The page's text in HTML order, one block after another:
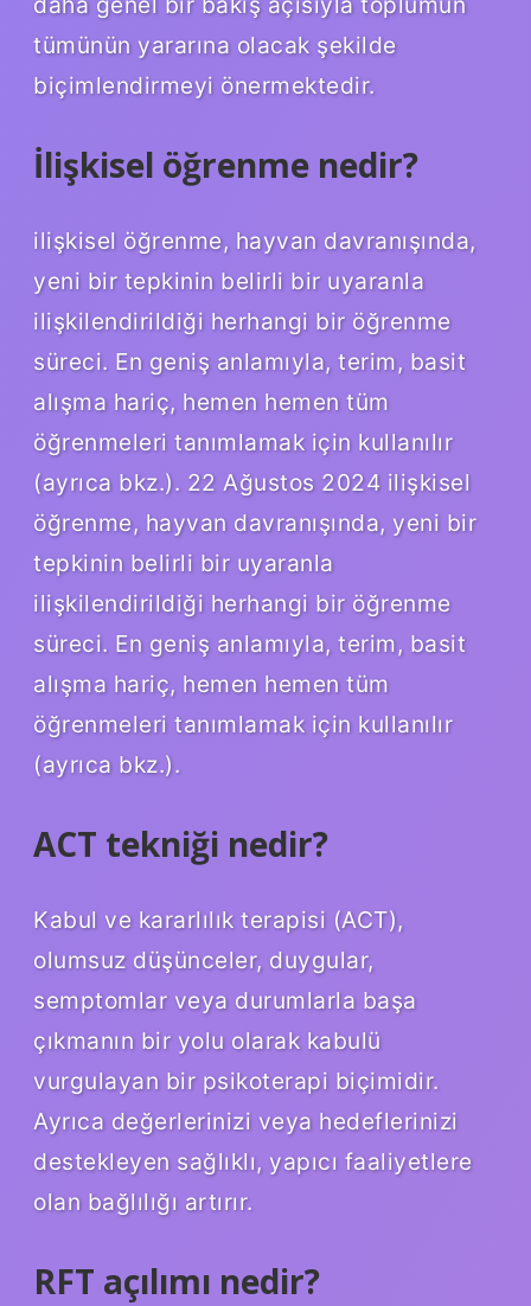
tümünün yararına olacak şekilde
biçimlendirmeyi önermektedir.
İlişkisel öğrenme nedir?
ilişkisel öğrenme, hayvan davranışında,
yeni bir tepkinin belirli bir uyaranla
ilişkilendirildiği herhangi bir öğrenme
süreci. En geniş anlamıyla, terim, basit
alışma hariç, hemen hemen tüm
öğrenmeleri tanımlamak için kullanılır
(ayrıca bkz.). 22 Ağustos 2024 ilişkisel
öğrenme, hayvan davranışında, yeni bir
tepkinin belirli bir uyaranla
ilişkilendirildiği herhangi bir öğrenme
süreci. En geniş anlamıyla, terim, basit
alışma hariç, hemen hemen tüm
öğrenmeleri tanımlamak için kullanılır
(ayrıca bkz.).
ACT tekniği nedir?
Kabul ve kararlılık terapisi (ACT),
olumsuz düşünceler, duygular,
semptomlar veya durumlarla başa
çıkmanın bir yolu olarak kabulü
vurgulayan bir psikoterapi biçimidir.
Ayrıca değerlerinizi veya hedeflerinizi
destekleyen sağlıklı, yapıcı faaliyetlere
olan bağlılığı artırır.
RFT açılımı nedir?